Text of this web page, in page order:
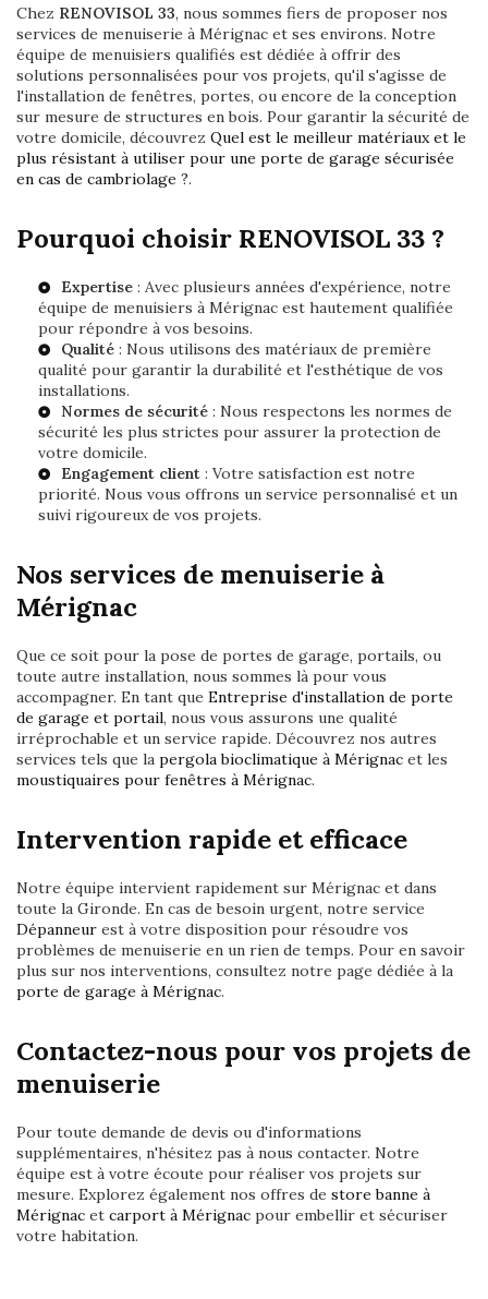
Chez RENOVISOL 33, nous sommes fiers de proposer nos
services de menuiserie à Mérignac et ses environs. Notre
équipe de menuisiers qualifiés est dédiée à offrir des
solutions personnalisées pour vos projets, qu'il s'agisse de
l'installation de fenêtres, portes, ou encore de la conception
sur mesure de structures en bois. Pour garantir la sécurité de
votre domicile, découvrez Quel est le meilleur matériaux et le
plus résistant à utiliser pour une porte de garage sécurisée
en cas de cambriolage ?.
Pourquoi choisir RENOVISOL 33 ?
Expertise : Avec plusieurs années d'expérience, notre
équipe de menuisiers à Mérignac est hautement qualifiée
pour répondre à vos besoins.
Qualité : Nous utilisons des matériaux de première
qualité pour garantir la durabilité et l'esthétique de vos
installations.
Normes de sécurité : Nous respectons les normes de
sécurité les plus strictes pour assurer la protection de
votre domicile.
Engagement client : Votre satisfaction est notre
priorité. Nous vous offrons un service personnalisé et un
suivi rigoureux de vos projets.
Nos services de menuiserie à
Mérignac
Que ce soit pour la pose de portes de garage, portails, ou
toute autre installation, nous sommes là pour vous
accompagner. En tant que Entreprise d'installation de porte
de garage et portail, nous vous assurons une qualité
irréprochable et un service rapide. Découvrez nos autres
services tels que la pergola bioclimatique à Mérignac et les
moustiquaires pour fenêtres à Mérignac.
Intervention rapide et efficace
Notre équipe intervient rapidement sur Mérignac et dans
toute la Gironde. En cas de besoin urgent, notre service
Dépanneur est à votre disposition pour résoudre vos
problèmes de menuiserie en un rien de temps. Pour en savoir
plus sur nos interventions, consultez notre page dédiée à la
porte de garage à Mérignac.
Contactez-nous pour vos projets de
menuiserie
Pour toute demande de devis ou d'informations
supplémentaires, n'hésitez pas à nous contacter. Notre
équipe est à votre écoute pour réaliser vos projets sur
mesure. Explorez également nos offres de store banne à
Mérignac et carport à Mérignac pour embellir et sécuriser
votre habitation.